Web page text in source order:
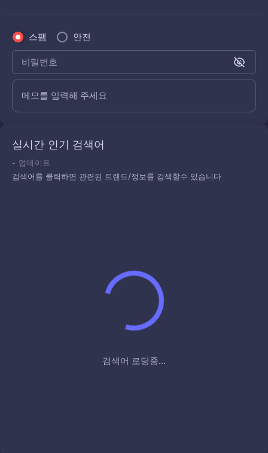
스팸 안전
비밀번호
메모를 입력해 주세요
실시간 인기 검색어
- 업데이트
검색어를 클릭하면 관련된 트렌드/정보를 검색할수 있습니다
검색어 로딩중...